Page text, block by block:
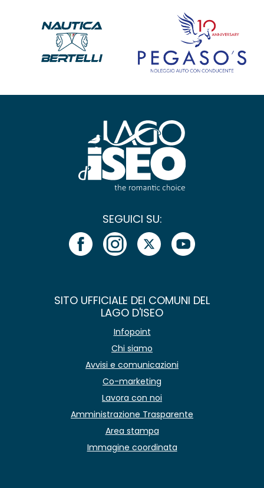
SEGUICI SU:
SITO UFFICIALE DEI COMUNI DEL
LAGO D'ISEO
Infopoint
Chi siamo
Avvisi e comunicazioni
Co-marketing
Lavora con noi
Amministrazione Trasparente
Area stampa
Immagine coordinata